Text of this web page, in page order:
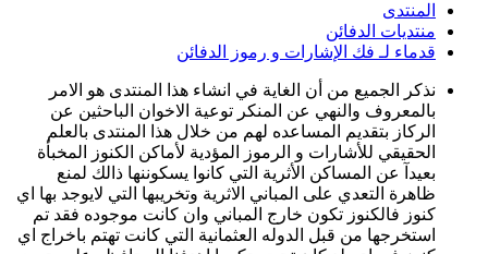
المنتدى
منتديات الدفائن
قدماء لـ فك الإشارات و رموز الدفائن
نذكر الجميع من أن الغاية في انشاء هذا المنتدى هو الامر
بالمعروف والنهي عن المنكر توعية الاخوان الباحثين عن
الركاز بتقديم المساعده لهم من خلال هذا المنتدى بالعلم
الحقيقي للأشارات و الرموز المؤدية لأماكن الكنوز المخبأة
بعيدآ عن المساكن الأثرية التي كانوا يسكوننها ذالك لمنع
ظاهرة التعدي على المباني الاثرية وتخريبها التي لايوجد بها اي
كنوز فالكنوز تكون خارج المباني وان كانت موجوده فقد تم
استخرجها من قبل الدوله العثمانية التي كانت تهتم باخراج اي